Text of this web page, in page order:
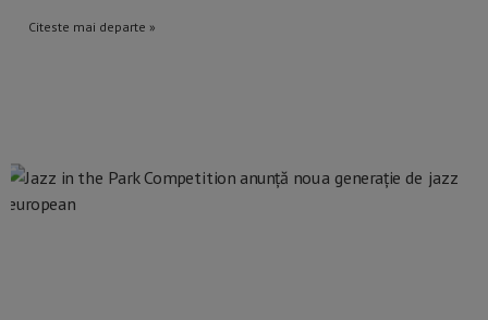
Citeste mai departe »